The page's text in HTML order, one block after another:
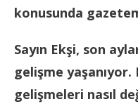
konusunda
Sayın Ekşi, son
gelişme
gelişmeleri nasıl